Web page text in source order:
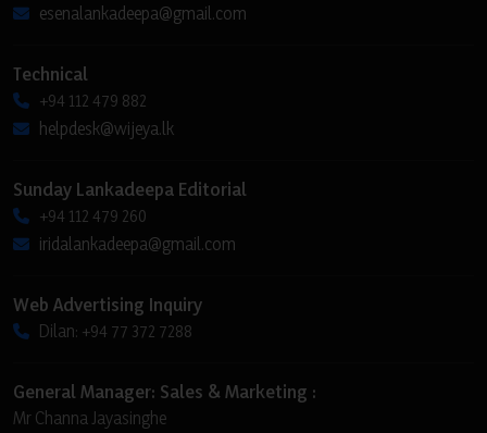
esenalankadeepa@gmail.com
Technical
+94 112 479 882
helpdesk@wijeya.lk
Sunday Lankadeepa Editorial
+94 112 479 260
iridalankadeepa@gmail.com
Web Advertising Inquiry
Dilan: +94 77 372 7288
General Manager: Sales & Marketing :
Mr Channa Jayasinghe